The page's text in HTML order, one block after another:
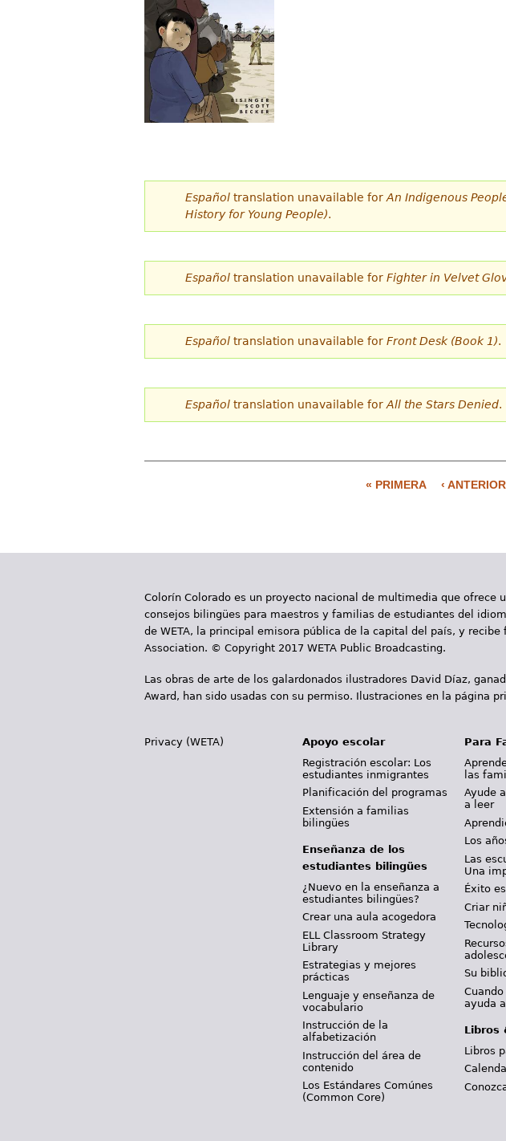
Español translation unavailable forAn Indigenous
History for Young People).
Español translation unavailable for Fighter in Velvet
Español translation unavailable for Front Desk (Book 1).
Español translation unavailable forAll the Stars Denied.
g
n
a
« PRIMERA ‹ ANTERIOR
Colorín Colorado es un proyecto nacional de multimedia que
consejos bilingües para maestros y familias de estudiantes del
de WETA, la principal emisora pública de la capital del país, y
Association. © Copyright 2017 WETA Public Broadcasting.
Las obras de arte de los galardonados ilustradores David Díaz,
Award, han sido usadas con su permiso. Ilustraciones en la página
Privacy (WETA)
Apoyo escolar
Registración escolar: Los
estudiantes inmigrantes
Planificación del programas
Extensión a familias
bilingües
Enseñanza de los
estudiantes bilingües
¿Nuevo en la enseñanza a
estudiantes bilingües?
Crear una aula acogedora
ELL Classroom Strategy
Library
Estrategias y mejores
prácticas
Lenguaje y enseñanza de
vocabulario
Instrucción de la
alfabetización
Instrucción del área de
contenido
Los Estándares Comúnes
(Common Core)
Para
las
Ayude
a leer
Los
Las
Una
Éxito
Criar
Su
ayuda
Libros
Libros